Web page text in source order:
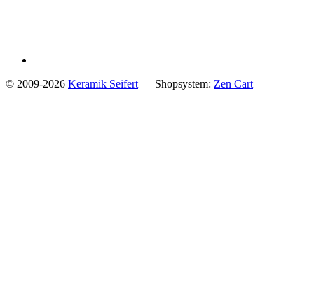
© 2009-2026 Keramik Seifert Shopsystem: Zen Cart